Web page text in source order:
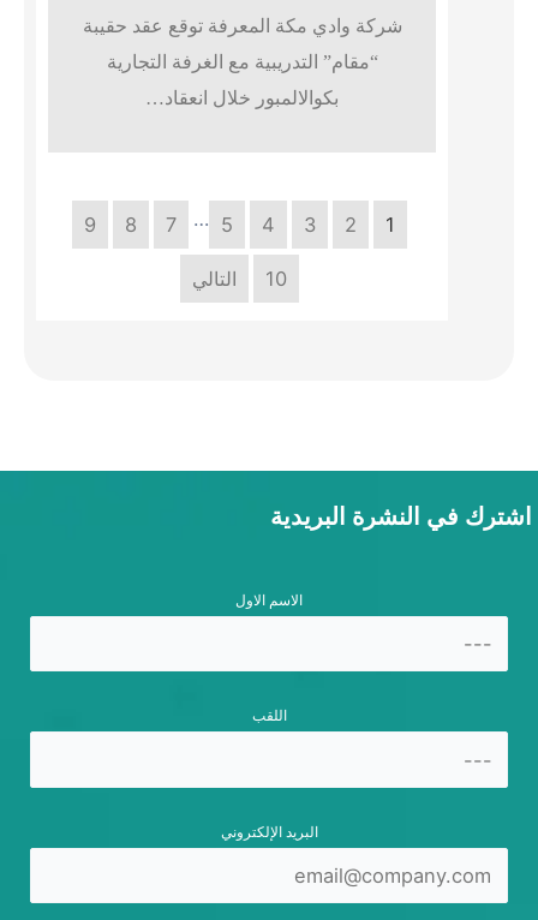
شركة وادي مكة المعرفة توقع عقد حقيبة
“مقام” التدريبية مع الغرفة التجارية
بكوالالمبور خلال انعقاد…
1
2
3
4
5
…
7
8
9
10 التالي
اشترك في النشرة البريدية
الاسم الاول
اللقب
البريد الإلكتروني